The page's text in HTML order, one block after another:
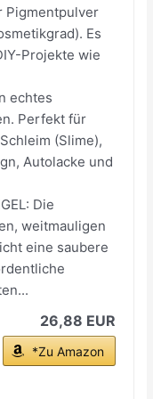
Pigmentpulver
Es
Projekte wie
echtes
Perfekt für
(Slime),
Autolacke und
Die
weitmauligen
eine saubere
26,88 EUR
*Zu Amazon